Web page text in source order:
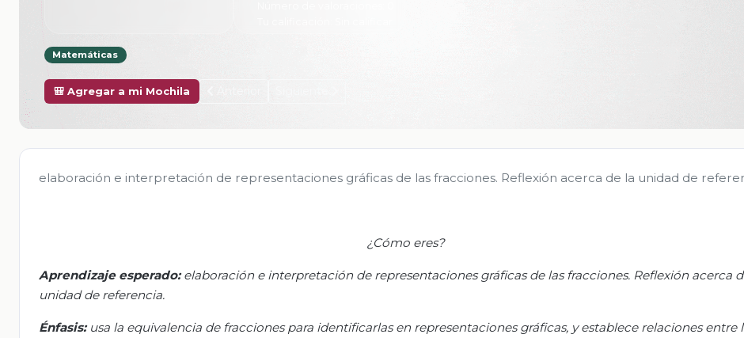
Matemáticas
🎒 Agregar a mi Mochila
elaboración e interpretación de representaciones gráficas de las fracciones. Reflexión acerca de la unidad de
¿Cómo eres?
Aprendizaje esperado: elaboración e interpretación de representaciones gráficas de las fracciones. Reflexión acerca
unidad de referencia.
Énfasis: usa la equivalencia de fracciones para identificarlas en representaciones gráficas, y establece relaciones entre